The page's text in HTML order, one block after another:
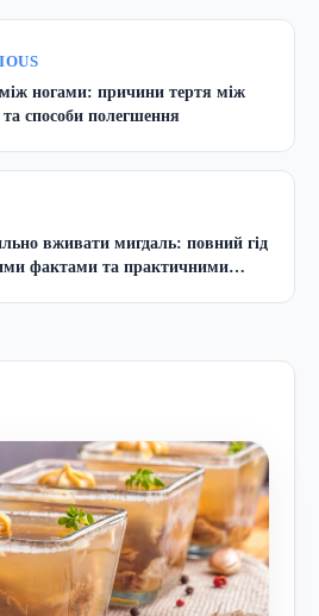
ногами: причини тертя між
способи полегшення
вживати мигдаль: повний гід
фактами та практичними